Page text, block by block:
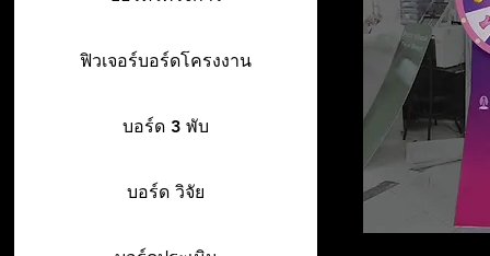
ฟิวเจอร์บอร์ดโครงงาน
บอร์ด 3 พับ
บอร์ด วิจัย